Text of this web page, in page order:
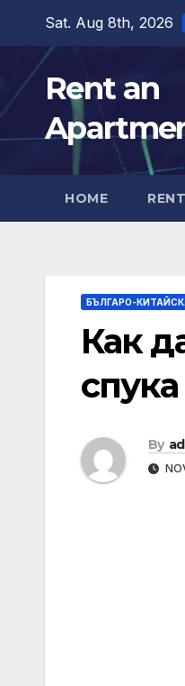
content
Sat. Aug 8th, 2026
Rent an
HOME
БЪЛГАРО-
Как
By